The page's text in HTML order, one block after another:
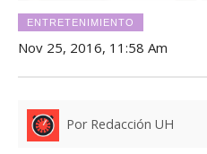
ENTRETENIMIENTO
Nov 25, 2016, 11:58 Am
Por Redacción UH